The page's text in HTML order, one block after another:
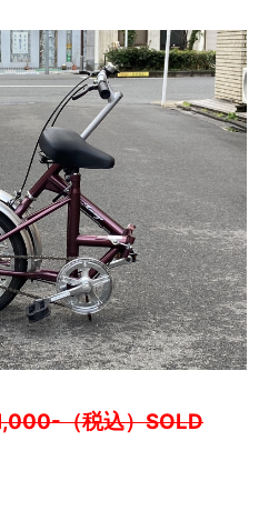
（税込）SOLD